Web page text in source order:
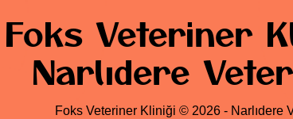
Foks Veteriner
Narlıdere
Foks Veteriner Kliniği © 2026 - Narlıdere